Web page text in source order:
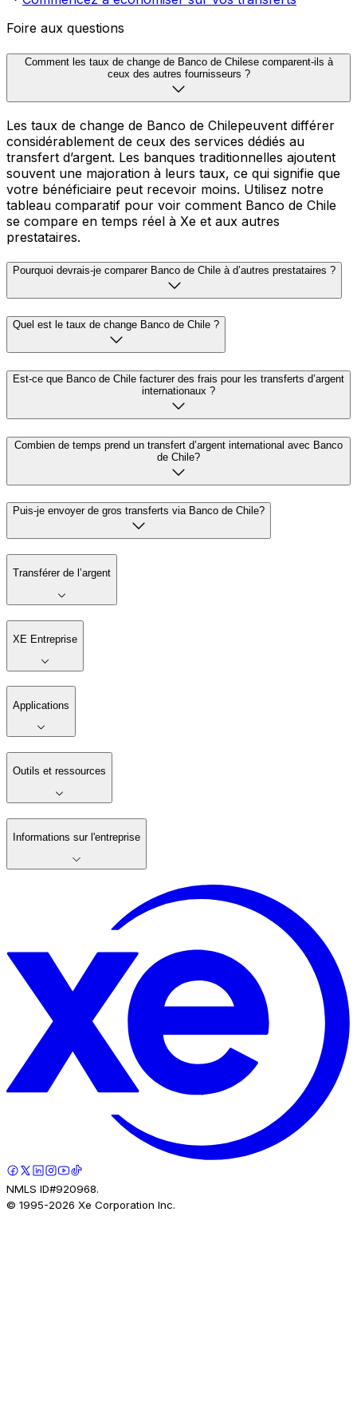
Foire aux questions
Comment les taux de change de Banco de Chilese comparent-ils à
ceux des autres fournisseurs ?
Les taux de change de Banco de Chilepeuvent différer
considérablement de ceux des services dédiés au
transfert d’argent. Les banques traditionnelles ajoutent
souvent une majoration à leurs taux, ce qui signifie que
votre bénéficiaire peut recevoir moins. Utilisez notre
tableau comparatif pour voir comment Banco de Chile
se compare en temps réel à Xe et aux autres
prestataires.
Pourquoi devrais-je comparer Banco de Chile à d’autres prestataires ?
Quel est le taux de change Banco de Chile ?
Est-ce que Banco de Chile facturer des frais pour les transferts d’argent
internationaux ?
Combien de temps prend un transfert d’argent international avec Banco
de Chile?
Puis-je envoyer de gros transferts via Banco de Chile?
Transférer de l’argent
XE Entreprise
Applications
Outils et ressources
Informations sur l'entreprise
NMLS ID#920968.
© 1995-2026 Xe Corporation Inc.